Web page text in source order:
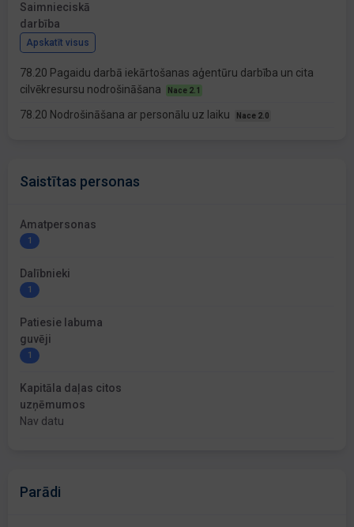
Saimnieciskā
darbība
Apskatīt visus
78.20 Pagaidu darbā iekārtošanas aģentūru darbība un cita
cilvēkresursu nodrošināšana
Nace 2.1
78.20 Nodrošināšana ar personālu uz laiku Nace 2.0
Saistītas personas
Amatpersonas
1
Dalībnieki
1
Patiesie labuma
guvēji
1
Kapitāla daļas citos
uzņēmumos
Nav datu
Parādi